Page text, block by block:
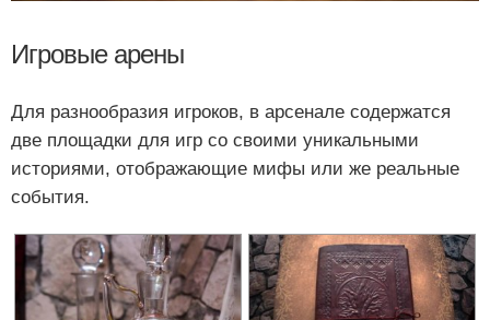
Игровые арены
Для разнообразия игроков, в арсенале содержатся
две площадки для игр со своими уникальными
историями, отображающие мифы или же реальные
события.